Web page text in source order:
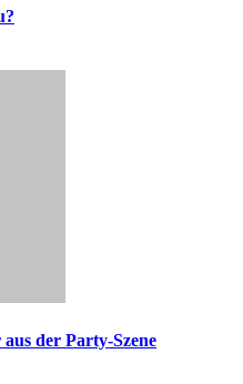
der Party-Szene